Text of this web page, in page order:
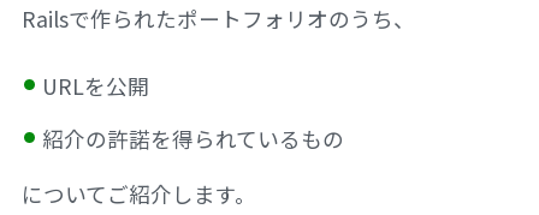
Railsで作られたポートフォリオのうち、
URLを公開
紹介の許諾を得られているもの
についてご紹介します。